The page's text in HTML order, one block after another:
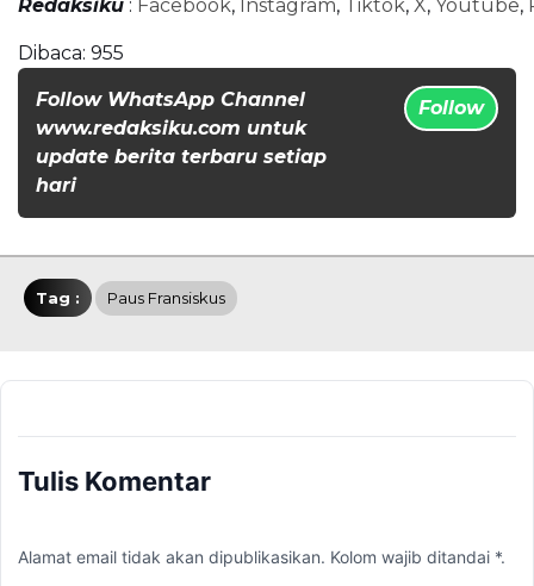
Redaksiku : Facebook, Instagram, Tiktok, X, Youtube,
Dibaca: 955
Follow WhatsApp Channel
www.redaksiku.com untuk
update berita terbaru setiap
hari
Follow
Tag : Paus Fransiskus
Tulis Komentar